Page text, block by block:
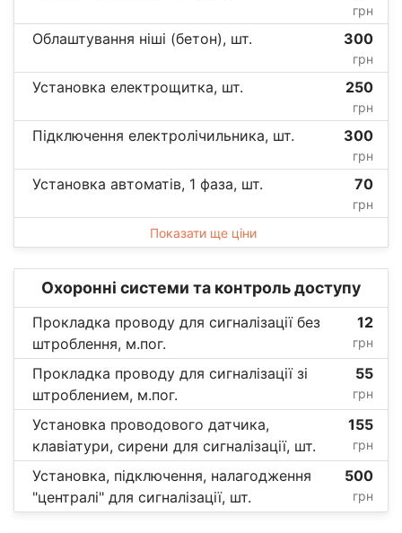
грн
Облаштування ніші (бетон), шт. 300
грн
Установка електрощитка, шт. 250
грн
Підключення електролічильника, шт. 300
грн
Установка автоматів, 1 фаза, шт. 70
грн
Показати ще ціни
Охоронні системи та контроль доступу
Прокладка проводу для сигналізації без
штроблення, м.пог.
12
грн
Прокладка проводу для сигналізації зі
штроблением, м.пог.
55
грн
Установка проводового датчика,
клавіатури, сирени для сигналізації, шт.
155
грн
Установка, підключення, налагодження
"централі" для сигналізації, шт.
500
грн